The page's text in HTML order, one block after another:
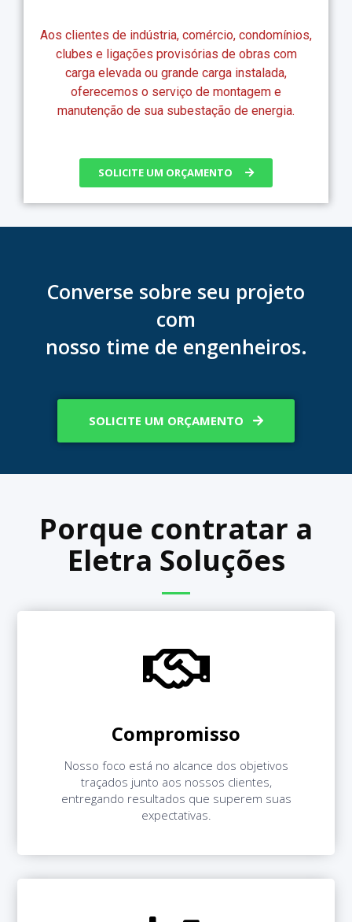
Aos clientes de indústria, comércio, condomínios,
clubes e ligações provisórias de obras com
carga elevada ou grande carga instalada,
oferecemos o serviço de montagem e
manutenção de sua subestação de energia.
SOLICITE UM ORÇAMENTO
Converse sobre seu projeto
com
nosso time de engenheiros.
SOLICITE UM ORÇAMENTO
Porque contratar a
Eletra Soluções
Compromisso
Nosso foco está no alcance dos objetivos
traçados junto aos nossos clientes,
entregando resultados que superem suas
expectativas.